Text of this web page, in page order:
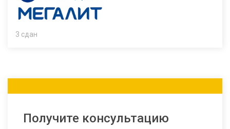
3 сдан
Получите консультацию